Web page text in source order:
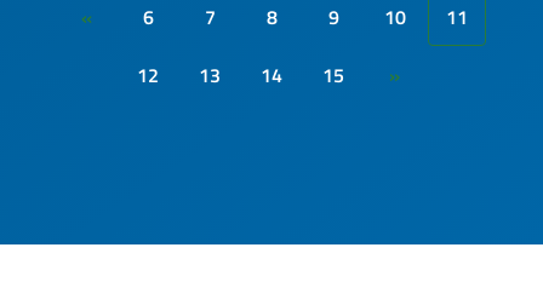
« 6 7 8 9 10
11
12
13 14 15 »